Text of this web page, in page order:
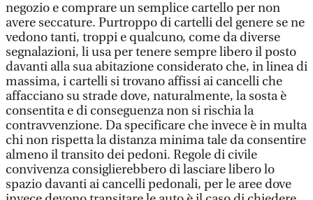
negozio e comprare un semplice cartello per non
avere seccature. Purtroppo di cartelli del genere se ne
vedono tanti, troppi e qualcuno, come da diverse
segnalazioni, li usa per tenere sempre libero il posto
davanti alla sua abitazione considerato che, in linea di
massima, i cartelli si trovano affissi ai cancelli che
affacciano su strade dove, naturalmente, la sosta è
consentita e di conseguenza non si rischia la
contravvenzione. Da specificare che invece è in multa
chi non rispetta la distanza minima tale da consentire
almeno il transito dei pedoni. Regole di civile
convivenza consiglierebbero di lasciare libero lo
spazio davanti ai cancelli pedonali, per le aree dove